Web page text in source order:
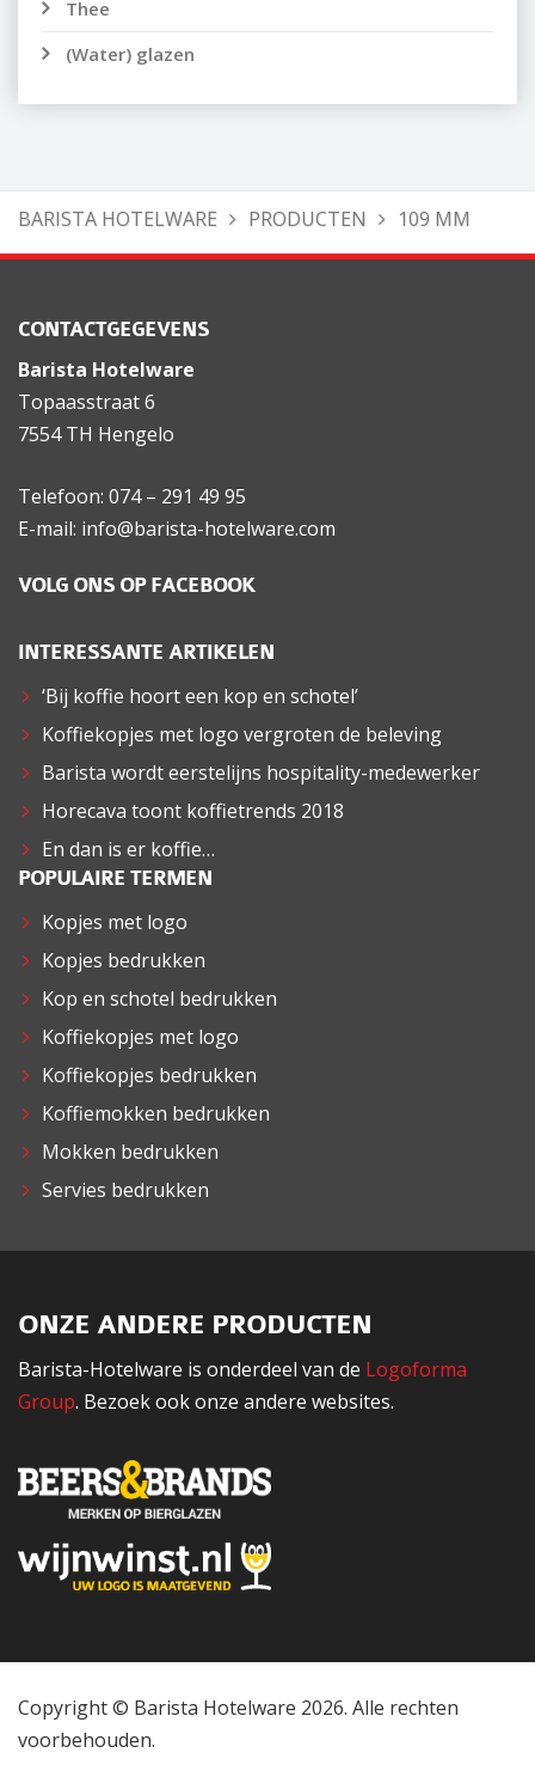
Thee
(Water) glazen
BARISTA HOTELWARE PRODUCTEN 109 MM
CONTACTGEGEVENS
Barista Hotelware
Topaasstraat 6
7554 TH Hengelo
Telefoon: 074 – 291 49 95
E-mail: info@barista-hotelware.com
VOLG ONS OP FACEBOOK
INTERESSANTE ARTIKELEN
‘Bij koffie hoort een kop en schotel’
Koffiekopjes met logo vergroten de beleving
Barista wordt eerstelijns hospitality-medewerker
Horecava toont koffietrends 2018
En dan is er koffie…
POPULAIRE TERMEN
Kopjes met logo
Kopjes bedrukken
Kop en schotel bedrukken
Koffiekopjes met logo
Koffiekopjes bedrukken
Koffiemokken bedrukken
Mokken bedrukken
Servies bedrukken
ONZE ANDERE PRODUCTEN
Barista-Hotelware is onderdeel van de Logoforma
Group. Bezoek ook onze andere websites.
Copyright © Barista Hotelware 2026. Alle rechten
voorbehouden.